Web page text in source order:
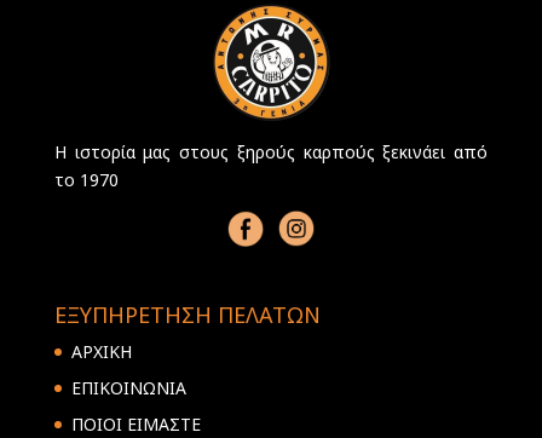
Η ιστορία μας στους ξηρούς καρπούς ξεκινάει από
το 1970
ΕΞΥΠΗΡΕΤΗΣΗ ΠΕΛΑΤΩΝ
ΑΡΧΙΚΗ
ΕΠΙΚΟΙΝΩΝΙΑ
ΠΟΙΟΙ ΕΙΜΑΣΤΕ